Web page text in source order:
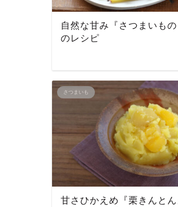
自然な甘み『さつまいもの
のレシピ
さつまいも
甘さひかえめ『栗きんと